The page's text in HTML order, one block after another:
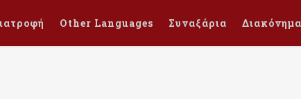
Other Languages Συναξάρια Διακόνημα